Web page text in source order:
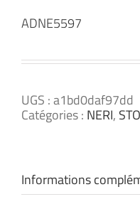
ADNE5597
UGS :a1bd0daf97dd
Catégories : NERI,
Informations